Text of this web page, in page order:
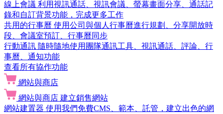
線上會議 利用視訊通話、視訊會議、螢幕畫面分享、通話記
錄和自訂背景功能，完成更多工作
共用的行事曆 使用公司與個人行事曆進行規劃、分享開放時
段、會議室預訂、行事曆同步
行動通訊 隨時隨地使用團隊通訊工具、視訊通話、評論、行
事曆、通知功能
查看所有協作功能
網站與商店
網站與商店 建立銷售網站
網站建置器 使用我們免費CMS、範本、託管，建立出色的網